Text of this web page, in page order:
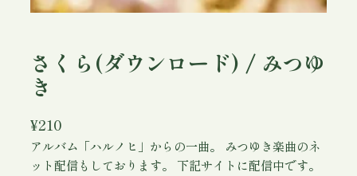
さくら(ダウンロード) / みつゆ
き
¥210
アルバム「ハルノヒ」からの一曲。 みつゆき楽曲のネ
ット配信もしております。 下記サイトに配信中です。